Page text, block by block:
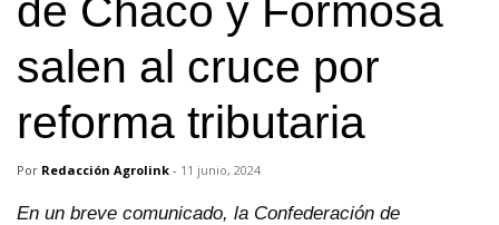
de Chaco y Formosa
salen al cruce por
reforma tributaria
Por Redacción Agrolink - 11 junio, 2024
En un breve comunicado, la Confederación de